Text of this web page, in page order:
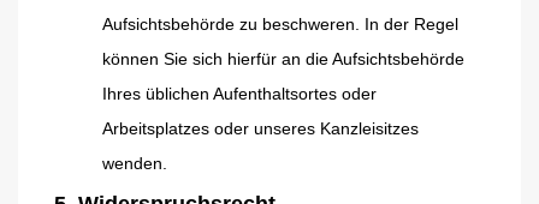
Aufsichtsbehörde zu beschweren. In der Regel
können Sie sich hierfür an die Aufsichtsbehörde
Ihres üblichen Aufenthaltsortes oder
Arbeitsplatzes oder unseres Kanzleisitzes
wenden.